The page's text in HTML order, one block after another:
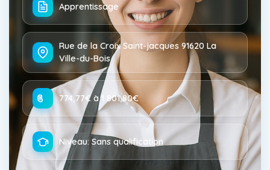
Apprentissage
Rue de la Croix Saint-jacques 91620 La
Ville-du-Bois
774,77€ à 1 801,80€
Niveau: Sans qualification